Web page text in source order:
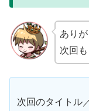
ありが
次回
次回のタイトル